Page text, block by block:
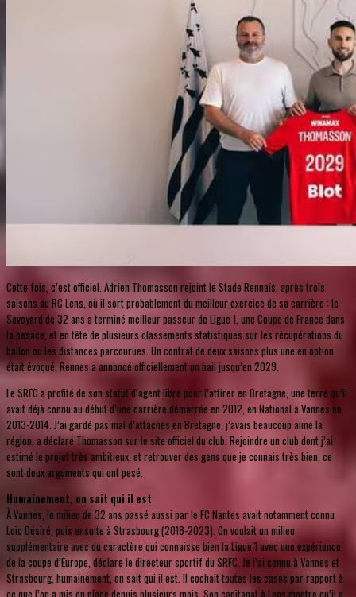
Cette fois, c’est officiel. Adrien Thomasson rejoint le Stade Rennais, après trois
saisons au RC Lens, où il sort probablement du meilleur exercice de sa carrière : le
Savoyard de 32 ans a terminé meilleur passeur de Ligue 1, une Coupe de France dans
la besace, et en tête de plusieurs classements statistiques sur les récupérations du
ballon ou les distances parcourues. Un contrat de deux saisons plus une en option
était évoqué, Rennes a annoncé officiellement un bail jusqu’en 2029.
Le SRFC a profité de son statut d’agent libre pour l’attirer en Bretagne, une terre qu’il
avait déjà connu au début d’une carrière démarrée en 2012, en National à Vannes en
2013-2014. J’ai gardé pas mal d’attaches en Bretagne, j’avais beaucoup aimé la
région, a déclaré Thomasson sur le site officiel du club. Rejoindre un club dont j’ai
estimé le projet très ambitieux, et retrouver des gens que je connais très bien, ce
sont deux arguments qui ont pesé.
Humainement, on sait qui il est
À Vannes, le milieu de 32 ans passé aussi par le FC Nantes avait notamment connu
Loïc Désiré, puis ensuite à Strasbourg (2018-2023). On voulait un milieu
supplémentaire avec du caractère qui connaisse bien la Ligue 1 avec une expérience
de la coupe d’Europe, déclare le directeur sportif du SRFC. Je l’ai connu à Vannes et
Strasbourg, humainement, on sait qui il est. Il cochait toutes les cases par rapport à